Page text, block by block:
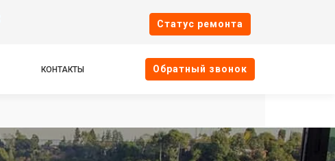
Cтатус ремонта
КОНТАКТЫ Oбратный звонок